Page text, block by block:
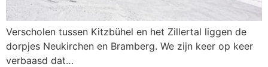
Verscholen tussen Kitzbühel en het Zillertal liggen de
dorpjes Neukirchen en Bramberg. We zijn keer op keer
verbaasd dat…